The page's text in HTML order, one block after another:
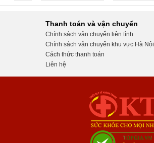
Thanh toán và vận chuyển
Chính sách vận chuyển liên tỉnh
Chính sách vận chuyển khu vực Hà Nội
Cách thức thanh toán
Liên hệ